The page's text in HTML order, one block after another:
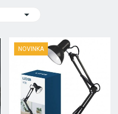

NOVINKA